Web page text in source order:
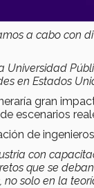
a cabo con
Universidad
en Estados
gran
escenarios
de
con
que se
no solo en la